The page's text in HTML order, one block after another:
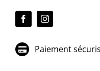
Paiement